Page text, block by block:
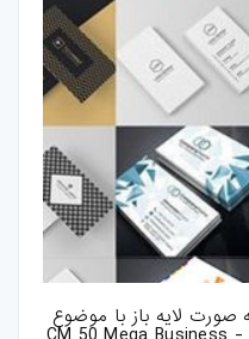
تصویر به صورت لایه باز با موضوع